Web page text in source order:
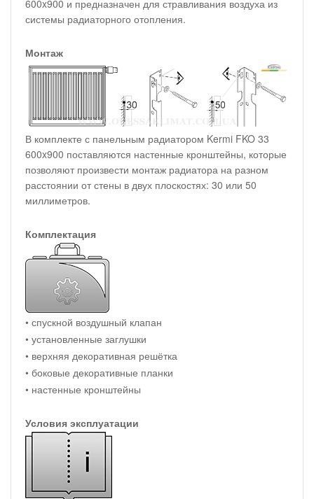
600x900 и предназначен для стравливания воздуха из
системы радиаторного отопления.
Монтаж
В комплекте с панельным радиатором Kermi FKO 33
600x900 поставляются настенные кронштейны, которые
позволяют произвести монтаж радиатора на разном
расстоянии от стены в двух плоскостях: 30 или 50
миллиметров.
Комплектация
• спускной воздушный клапан
• установленные заглушки
• верхняя декоративная решётка
• боковые декоративные планки
• настенные кронштейны
Условия эксплуатации